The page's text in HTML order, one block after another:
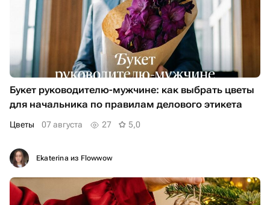
Букет руководителю-мужчине: как выбрать цветы
для начальника по правилам делового этикета
Цветы 07 августа 27 5,0
Ekaterina из Flowwow